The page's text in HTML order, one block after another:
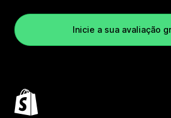
Inicie a sua avaliação